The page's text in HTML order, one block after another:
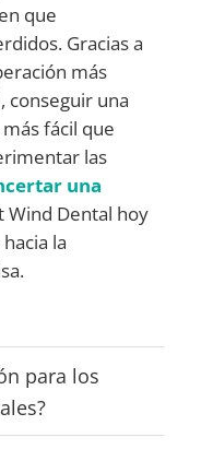
que
Gracias a
más
conseguir una
fácil que
las
una
Wind Dental hoy
la
para los